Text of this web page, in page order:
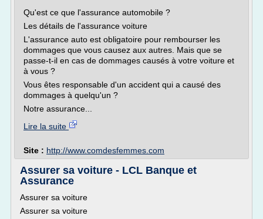
Qu'est ce que l'assurance automobile ?
Les détails de l'assurance voiture
L'assurance auto est obligatoire pour rembourser les
dommages que vous causez aux autres. Mais que se
passe-t-il en cas de dommages causés à votre voiture et
à vous ?
Vous êtes responsable d'un accident qui a causé des
dommages à quelqu'un ?
Notre assurance...
Lire la suite
Site : http://www.comdesfemmes.com
Assurer sa voiture - LCL Banque et
Assurance
Assurer sa voiture
Assurer sa voiture